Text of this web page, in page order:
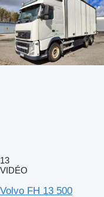
13
VIDÉO
Volvo FH 13 500